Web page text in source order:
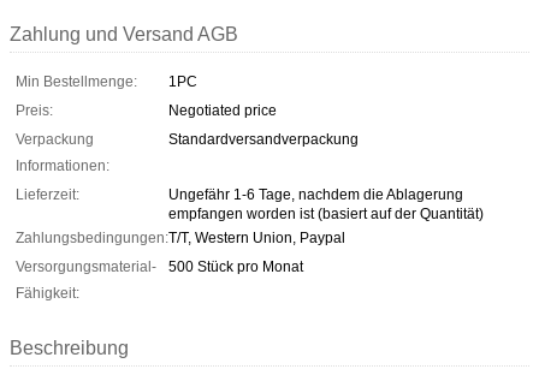
Zahlung und Versand AGB
Min Bestellmenge:
1PC
Preis:
Negotiated price
Verpackung
Informationen:
Standardversandverpackung
Lieferzeit:
Ungefähr 1-6 Tage, nachdem die Ablagerung
empfangen worden ist (basiert auf der Quantität)
Zahlungsbedingungen:T/T, Western Union, Paypal
Versorgungsmaterial-
Fähigkeit:
500 Stück pro Monat
Beschreibung